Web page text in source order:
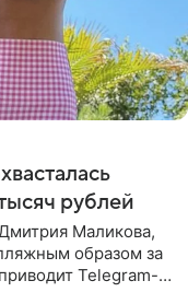
рублей
Маликова,
образом за
Telegram-